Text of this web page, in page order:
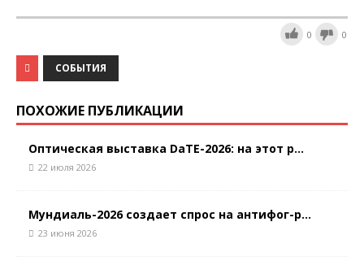
0 0
СОБЫТИЯ
ПОХОЖИЕ ПУБЛИКАЦИИ
Оптическая выставка DaTE-2026: на этот р...
22 июля 2026
Мундиаль-2026 создает спрос на антифог-р...
23 июня 2026